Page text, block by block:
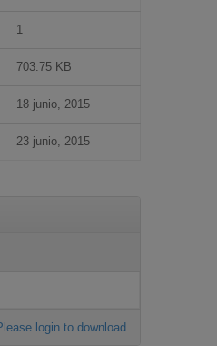
1
703.75 KB
18 junio, 2015
23 junio, 2015
login to download